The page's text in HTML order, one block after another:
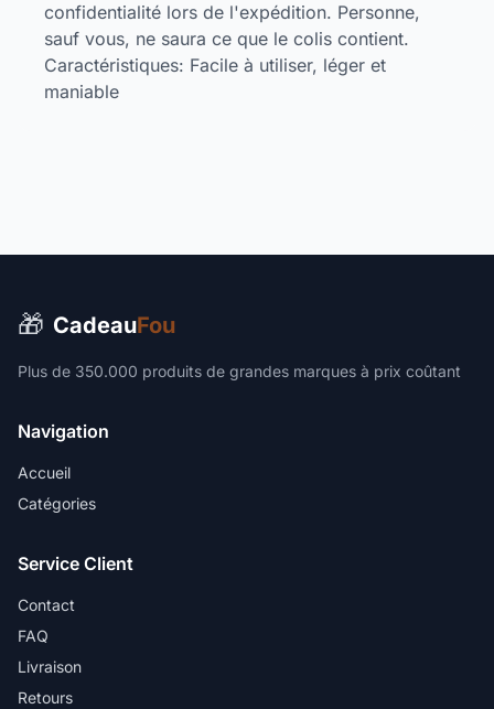
confidentialité lors de l'expédition. Personne,
sauf vous, ne saura ce que le colis contient.
Caractéristiques: Facile à utiliser, léger et
maniable
🎁 CadeauFou
Plus de 350.000 produits de grandes marques à prix coûtant
Navigation
Accueil
Catégories
Service Client
Contact
FAQ
Livraison
Retours